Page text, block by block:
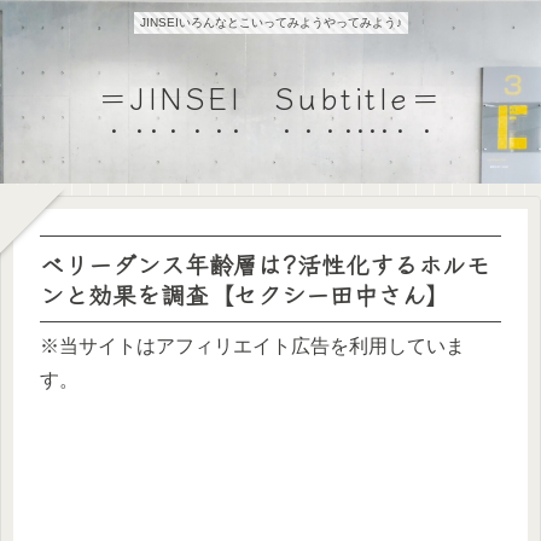
JINSEIいろんなとこいってみようやってみよう♪
＝JINSEI Subtitle＝
ベリーダンス年齢層は?活性化するホルモ
ンと効果を調査【セクシー田中さん】
※当サイトはアフィリエイト広告を利用していま
す。